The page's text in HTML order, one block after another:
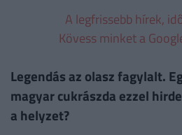
A legfrissebb hírek,
Kövess minket a
Legendás az olasz fagylalt.
magyar cukrászda ezzel
a helyzet?